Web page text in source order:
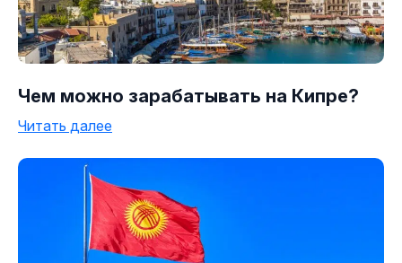
Чем можно зарабатывать на Кипре?
Читать далее